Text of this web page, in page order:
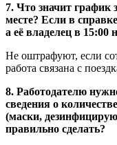
7. Что значит график
месте? Если в
а её владелец в 15:00
Не оштрафуют, если
работа связана с
8. Работодателю
сведения о
(маски,
правильно сделать?